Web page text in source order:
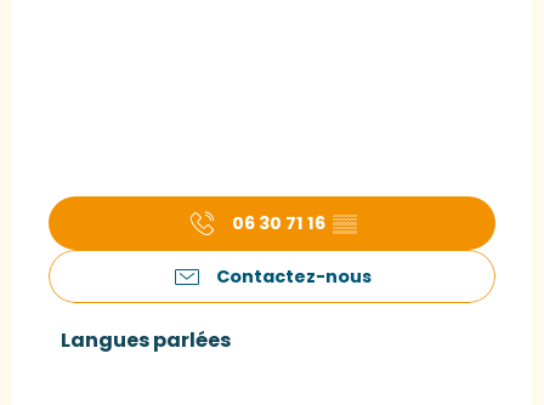
06 30 71 16 ▒▒
Contactez-nous
Langues parlées
Langues parlées